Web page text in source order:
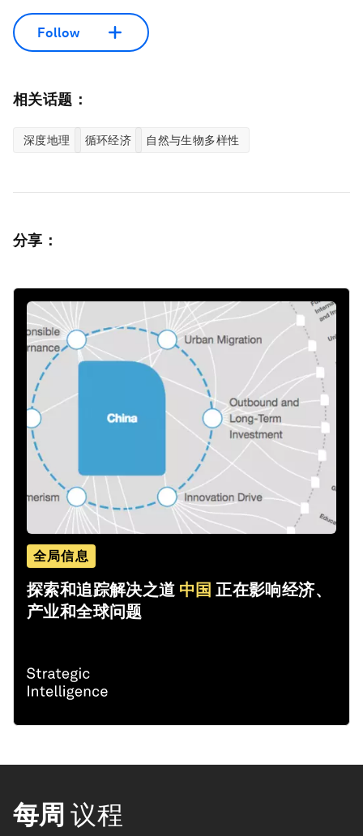
Follow
相关话题：
深度地理 循环经济 自然与生物多样性
分享：
全局信息
探索和追踪解决之道 中国 正在影响经济、
产业和全球问题
每周 议程